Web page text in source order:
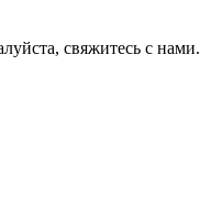
свяжитесь с нами.